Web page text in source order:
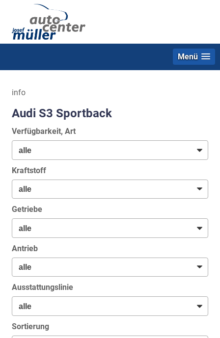
Menü
info
Audi S3 Sportback
Verfügbarkeit, Art
Kraftstoff
Getriebe
Antrieb
Ausstattungslinie
Sortierung